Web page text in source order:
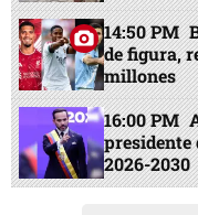
14:50 PM
de figura,
millones
16:00 PM
presidente
2026-2030